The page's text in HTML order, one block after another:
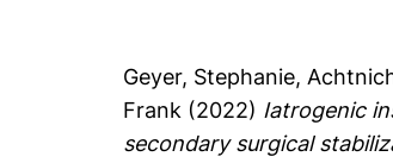
Geyer, Stephanie,
Frank (2022) Iatrogenic
secondary surgical